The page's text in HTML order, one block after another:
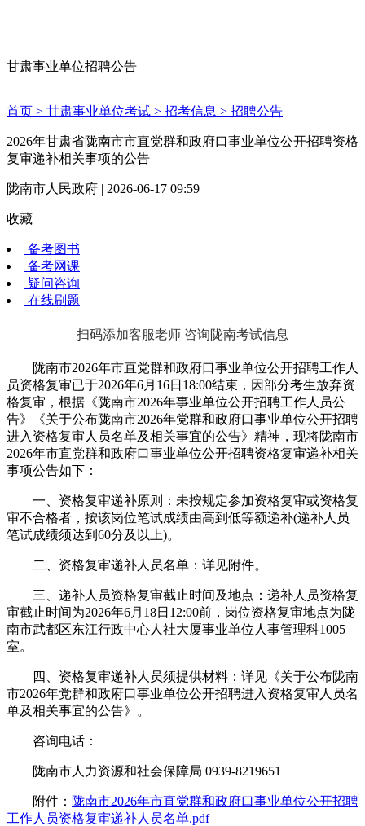
甘肃事业单位招聘公告
首页 > 甘肃事业单位考试 > 招考信息 > 招聘公告
2026年甘肃省陇南市市直党群和政府口事业单位公开招聘资格
复审递补相关事项的公告
陇南市人民政府 | 2026-06-17 09:59
收藏
备考图书
备考网课
疑问咨询
在线刷题
扫码添加客服老师 咨询陇南考试信息
陇南市2026年市直党群和政府口事业单位公开招聘工作人
员资格复审已于2026年6月16日18:00结束，因部分考生放弃资
格复审，根据《陇南市2026年事业单位公开招聘工作人员公
告》《关于公布陇南市2026年党群和政府口事业单位公开招聘
进入资格复审人员名单及相关事宜的公告》精神，现将陇南市
2026年市直党群和政府口事业单位公开招聘资格复审递补相关
事项公告如下：
一、资格复审递补原则：未按规定参加资格复审或资格复
审不合格者，按该岗位笔试成绩由高到低等额递补(递补人员
笔试成绩须达到60分及以上)。
二、资格复审递补人员名单：详见附件。
三、递补人员资格复审截止时间及地点：递补人员资格复
审截止时间为2026年6月18日12:00前，岗位资格复审地点为陇
南市武都区东江行政中心人社大厦事业单位人事管理科1005
室。
四、资格复审递补人员须提供材料：详见《关于公布陇南
市2026年党群和政府口事业单位公开招聘进入资格复审人员名
单及相关事宜的公告》。
咨询电话：
陇南市人力资源和社会保障局 0939-8219651
附件： 陇南市2026年市直党群和政府口事业单位公开招聘
工作人员资格复审递补人员名单.pdf